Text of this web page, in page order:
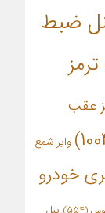
ضبط
عقب
وایر شمع
خودرو